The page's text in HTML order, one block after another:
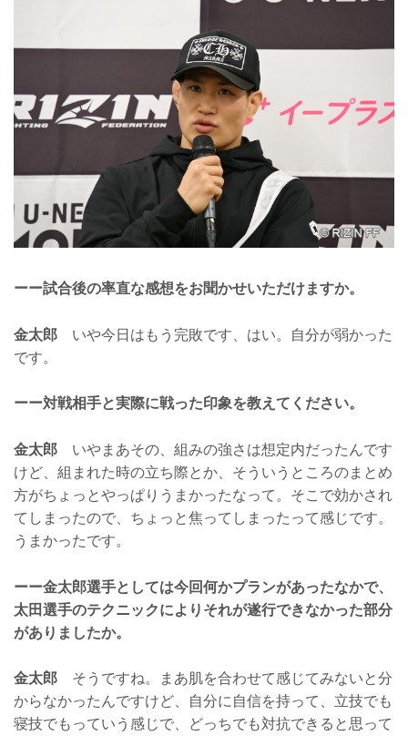
ーー試合後の率直な感想をお聞かせいただけますか。
金太郎 いや今日はもう完敗です、はい。自分が弱かった
です。
ーー対戦相手と実際に戦った印象を教えてください。
金太郎 いやまあその、組みの強さは想定内だったんです
けど、組まれた時の立ち際とか、そういうところのまとめ
方がちょっとやっぱりうまかったなって。そこで効かされ
てしまったので、ちょっと焦ってしまったって感じです。
うまかったです。
ーー金太郎選手としては今回何かプランがあったなかで、
太田選手のテクニックによりそれが遂行できなかった部分
がありましたか。
金太郎 そうですね。まあ肌を合わせて感じてみないと分
からなかったんですけど、自分に自信を持って、立技でも
寝技でもっていう感じで、どっちでも対抗できると思って